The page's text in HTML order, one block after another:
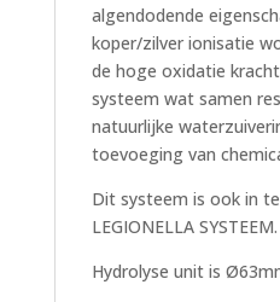
algendodende
koper/zilver ionisatie
de hoge oxidatie
systeem wat samen
natuurlijke
toevoeging van
Dit systeem is ook in
LEGIONELLA SYSTEEM.
Hydrolyse unit is